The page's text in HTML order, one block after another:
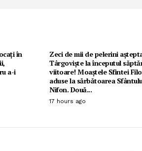
în
a-i
Zeci de mii de pelerini
Târgoviște la începutul
viitoare! Moaștele Sfintei
aduse la sărbătoarea
Nifon. Două...
17 hours ago